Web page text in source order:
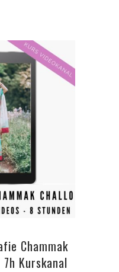
Chammak
7h Kurskanal